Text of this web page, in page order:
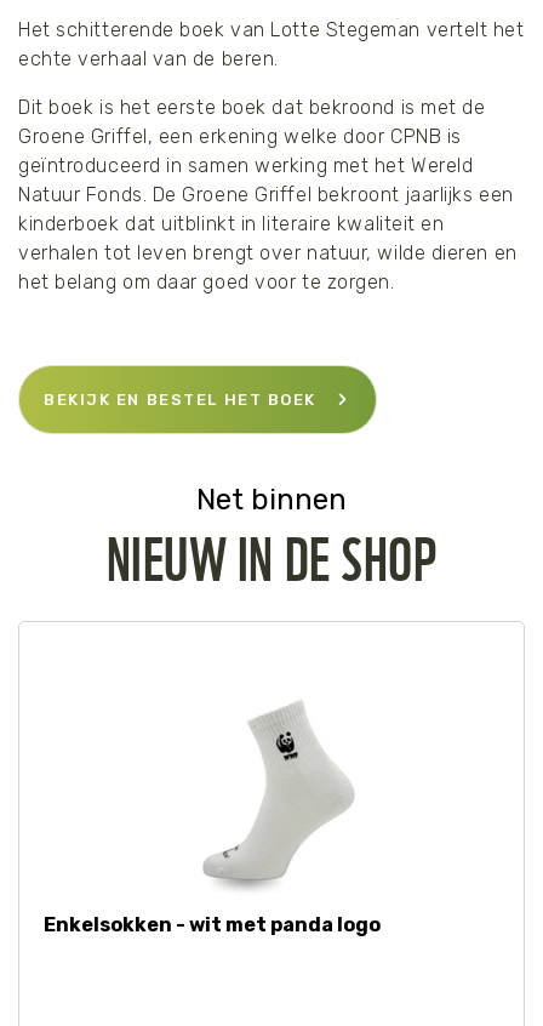
Het schitterende boek van Lotte Stegeman vertelt het
echte verhaal van de beren.
Dit boek is het eerste boek dat bekroond is met de
Groene Griffel, een erkening welke door CPNB is
geïntroduceerd in samen werking met het Wereld
Natuur Fonds. De Groene Griffel bekroont jaarlijks een
kinderboek dat uitblinkt in literaire kwaliteit en
verhalen tot leven brengt over natuur, wilde dieren en
het belang om daar goed voor te zorgen.
BEKIJK EN BESTEL HET BOEK
Net binnen
NIEUW IN DE SHOP
Enkelsokken - wit met panda logo